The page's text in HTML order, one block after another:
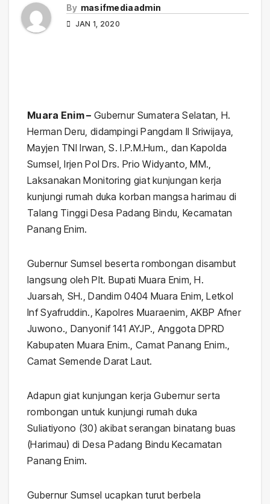
By masifmediaadmin
JAN 1, 2020
Muara Enim – Gubernur Sumatera Selatan, H.
Herman Deru, didampingi Pangdam II Sriwijaya,
Mayjen TNI Irwan, S. I.P.M.Hum., dan Kapolda
Sumsel, Irjen Pol Drs. Prio Widyanto, MM.,
Laksanakan Monitoring giat kunjungan kerja
kunjungi rumah duka korban mangsa harimau di
Talang Tinggi Desa Padang Bindu, Kecamatan
Panang Enim.
Gubernur Sumsel beserta rombongan disambut
langsung oleh Plt. Bupati Muara Enim, H.
Juarsah, SH., Dandim 0404 Muara Enim, Letkol
Inf Syafruddin., Kapolres Muaraenim, AKBP Afner
Juwono., Danyonif 141 AYJP., Anggota DPRD
Kabupaten Muara Enim., Camat Panang Enim.,
Camat Semende Darat Laut.
Adapun giat kunjungan kerja Gubernur serta
rombongan untuk kunjungi rumah duka
Suliatiyono (30) akibat serangan binatang buas
(Harimau) di Desa Padang Bindu Kecamatan
Panang Enim.
Gubernur Sumsel ucapkan turut berbela